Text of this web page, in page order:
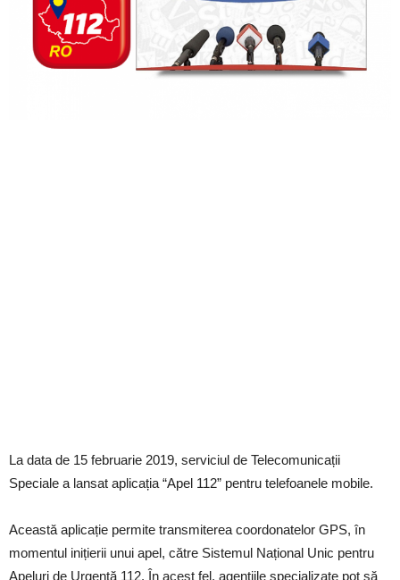
La data de 15 februarie 2019, serviciul de Telecomunicații
Speciale a lansat aplicația “Apel 112” pentru telefoanele mobile.
Această aplicație permite transmiterea coordonatelor GPS, în
momentul inițierii unui apel, către Sistemul Național Unic pentru
Apeluri de Urgență 112. În acest fel, agențiile specializate pot să